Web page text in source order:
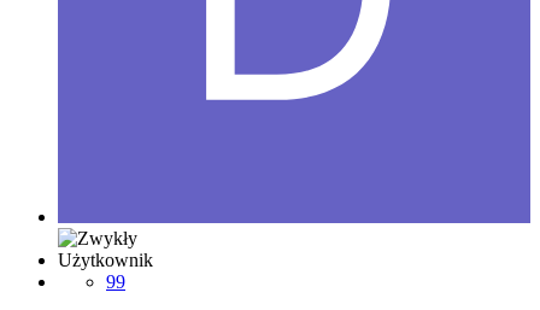
Użytkownik
99